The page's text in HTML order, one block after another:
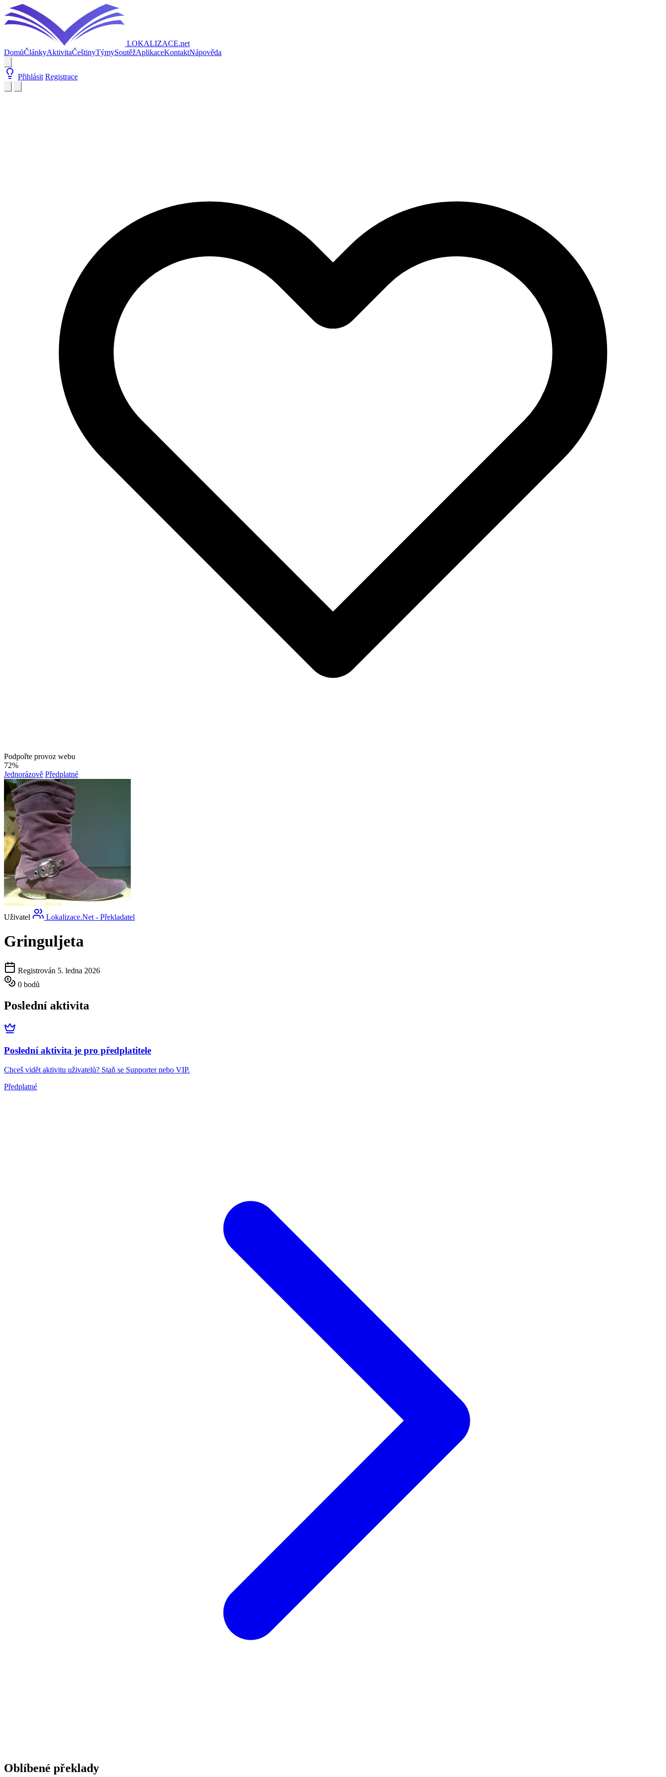
LOKALIZACE.net
DomůČlánkyAktivitaČeštinyTýmySoutěžAplikaceKontaktNápověda
Přihlásit Registrace
Podpořte provoz webu
72%
Jednorázově Předplatné
Uživatel Lokalizace.Net - Překladatel
Gringuljeta
Registrován 5. ledna 2026
0 bodů
Poslední aktivita
Poslední aktivita je pro předplatitele
Chceš vidět aktivitu uživatelů? Staň se Supporter nebo VIP.
Předplatné
Oblíbené překlady